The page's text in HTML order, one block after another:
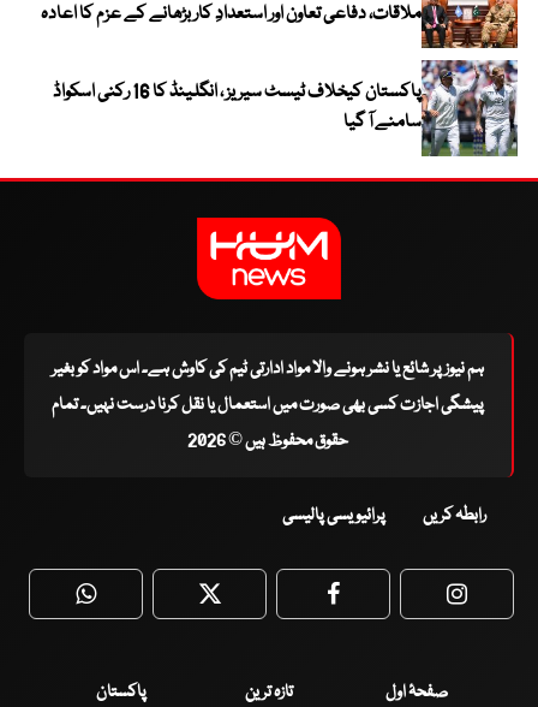
ملاقات، دفاعی تعاون اور استعدادِ کار بڑھانے کے عزم کا اعادہ
پاکستان کیخلاف ٹیسٹ سیریز ، انگلینڈ کا 16 رکنی اسکواڈ
سامنے آ گیا
ہم نیوز پر شائع یا نشر ہونے والا مواد ادارتی ٹیم کی کاوش ہے۔ اس مواد کو بغیر
پیشگی اجازت کسی بھی صورت میں استعمال یا نقل کرنا درست نہیں۔ تمام
حقوق محفوظ ہیں © 2026
رابطہ کریں پرائیویسی پالیسی
WhatsApp Twitter Facebook
صفحۂ اول تازہ ترین
پاکستان